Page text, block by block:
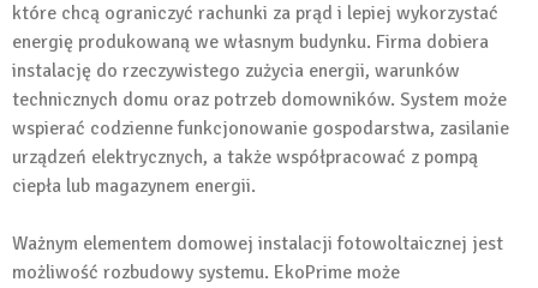
które chcą ograniczyć rachunki za prąd i lepiej wykorzystać
energię produkowaną we własnym budynku. Firma dobiera
instalację do rzeczywistego zużycia energii, warunków
technicznych domu oraz potrzeb domowników. System może
wspierać codzienne funkcjonowanie gospodarstwa, zasilanie
urządzeń elektrycznych, a także współpracować z pompą
ciepła lub magazynem energii.
Ważnym elementem domowej instalacji fotowoltaicznej jest
możliwość rozbudowy systemu. EkoPrime może